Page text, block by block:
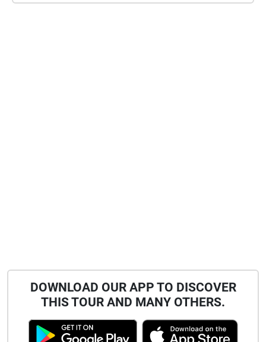
DOWNLOAD OUR APP TO DISCOVER
THIS TOUR AND MANY OTHERS.